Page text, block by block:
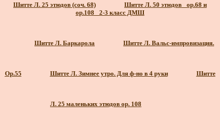
Шитте Л. 25 этюдов (соч. 68)
Шитте Л. 50 этюдов _ор.68 и
ор.108_ 2-3 класс ДМШ
Шитте Л. Баркарола Шитте Л. Вальс-импровизация.
Ор.55 Шитте Л. Зимнее утро. Для ф-но в 4 руки Шитте
Л. 25 маленьких этюдов ор. 108